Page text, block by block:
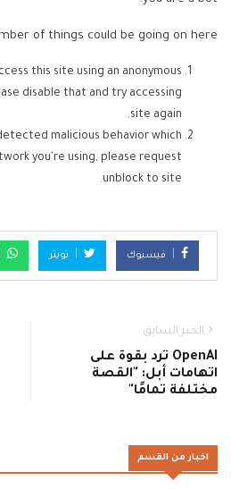
of things could be going on here.
this site using an anonymous
disable that and try accessing
site again.
malicious behavior which
you're using, please request
unblock to site.
فيسبوك تويتر
الخبر السابق
OpenAI ترد بقوة على
اتهامات أبل: "القصة
مختلفة تمامًا"
اخبار من القسم